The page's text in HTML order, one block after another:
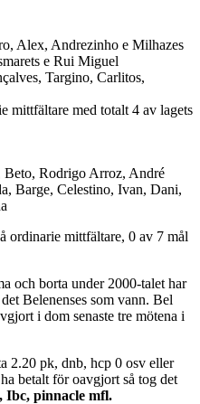
Alex, Andrezinho e Milhazes
e Rui Miguel
Targino, Carlitos,
mittfältare med totalt 4 av lagets
Rodrigo Arroz, André
Barge, Celestino, Ivan, Dani,
ordinarie mittfältare, 0 av 7 mål
och borta under 2000-talet har
Belenenses som vann. Bel
i dom senaste tre mötena i
2.20 pk, dnb, hcp 0 osv eller
betalt för oavgjort så tog det
Ibc, pinnacle mfl.